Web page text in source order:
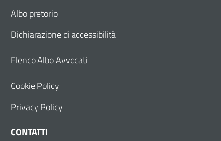
Albo pretorio
Dichiarazione di accessibilità
Elenco Albo Avvocati
Cookie Policy
Privacy Policy
CONTATTI